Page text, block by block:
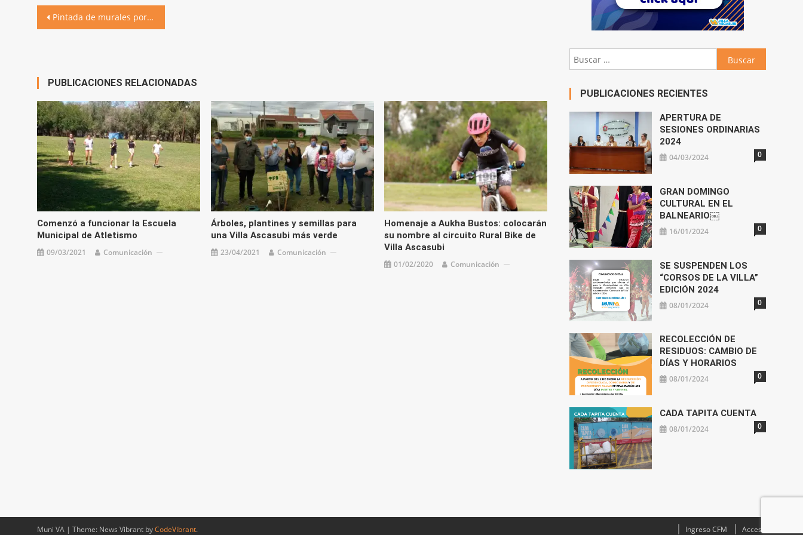
el
volumen.
Navegación
Pintada de murales por la conciencia ambiental
PUBLICACIONES RELACIONADAS
Comenzó a funcionar la Escuela
Municipal de Atletismo
09/03/2021 Comunicación
Árboles, plantines y semillas para
una Villa Ascasubi más verde
23/04/2021 Comunicación
Homenaje a Aukha Bustos: colocarán
su nombre al circuito Rural Bike de
Villa Ascasubi
01/02/2020 Comunicación
Buscar:
PUBLICACIONES RECIENTES
APERTURA DE
SESIONES ORDINARIAS
2024
04/03/2024 0
GRAN DOMINGO
CULTURAL EN EL
BALNEARIO￼
16/01/2024 0
SE SUSPENDEN LOS
“CORSOS DE LA VILLA”
EDICIÓN 2024
08/01/2024 0
RECOLECCIÓN DE
RESIDUOS: CAMBIO DE
DÍAS Y HORARIOS
08/01/2024 0
CADA TAPITA CUENTA
08/01/2024 0
Muni VA | Theme: News Vibrant byCodeVibrant. Ingreso CFM Acceso